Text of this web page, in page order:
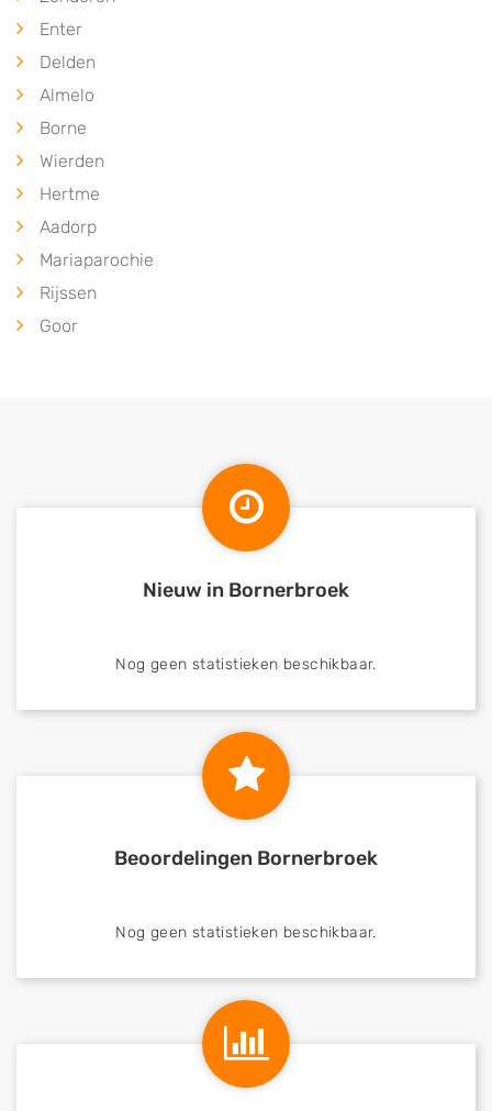
Enter
Delden
Almelo
Borne
Wierden
Hertme
Aadorp
Mariaparochie
Rijssen
Goor
Nieuw in Bornerbroek
Nog geen statistieken beschikbaar.
Beoordelingen Bornerbroek
Nog geen statistieken beschikbaar.